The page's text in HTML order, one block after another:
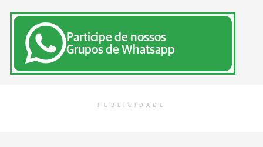
Participe de nossos
Grupos de Whatsapp
PUBLICIDADE